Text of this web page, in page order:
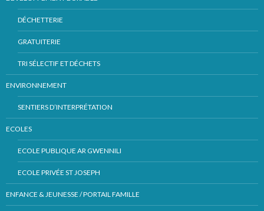
DÉCHETTERIE
GRATUITERIE
TRI SÉLECTIF ET DÉCHETS
ENVIRONNEMENT
SENTIERS D’INTERPRÉTATION
ECOLES
ECOLE PUBLIQUE AR GWENNILI
ECOLE PRIVÉE ST JOSEPH
ENFANCE & JEUNESSE / PORTAIL FAMILLE